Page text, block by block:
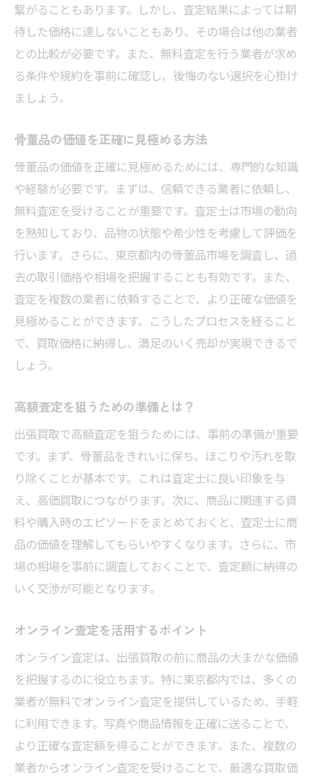
繋がることもあります。しかし、査定結果によっては期
待した価格に達しないこともあり、その場合は他の業者
との比較が必要です。また、無料査定を行う業者が求め
る条件や規約を事前に確認し、後悔のない選択を心掛け
ましょう。
骨董品の価値を正確に見極める方法
骨董品の価値を正確に見極めるためには、専門的な知識
や経験が必要です。まずは、信頼できる業者に依頼し、
無料査定を受けることが重要です。査定士は市場の動向
を熟知しており、品物の状態や希少性を考慮して評価を
行います。さらに、東京都内の骨董品市場を調査し、過
去の取引価格や相場を把握することも有効です。また、
査定を複数の業者に依頼することで、より正確な価値を
見極めることができます。こうしたプロセスを経ること
で、買取価格に納得し、満足のいく売却が実現できるで
しょう。
高額査定を狙うための準備とは？
出張買取で高額査定を狙うためには、事前の準備が重要
です。まず、骨董品をきれいに保ち、ほこりや汚れを取
り除くことが基本です。これは査定士に良い印象を与
え、高価買取につながります。次に、商品に関連する資
料や購入時のエピソードをまとめておくと、査定士に商
品の価値を理解してもらいやすくなります。さらに、市
場の相場を事前に調査しておくことで、査定額に納得の
いく交渉が可能となります。
オンライン査定を活用するポイント
オンライン査定は、出張買取の前に商品の大まかな価値
を把握するのに役立ちます。特に東京都内では、多くの
業者が無料でオンライン査定を提供しているため、手軽
に利用できます。写真や商品情報を正確に送ることで、
より正確な査定額を得ることができます。また、複数の
業者からオンライン査定を受けることで、最適な買取価